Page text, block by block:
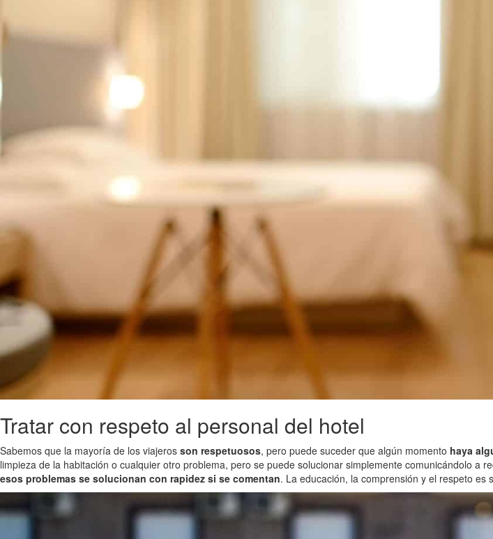
Tratar con respeto al personal del hotel
Sabemos que la mayoría de los viajeros son respetuosos, pero puede suceder que algún momento haya
limpieza de la habitación o cualquier otro problema, pero se puede solucionar simplemente comunicándolo a
esos problemas se solucionan con rapidez si se comentan. La educación, la comprensión y el respeto